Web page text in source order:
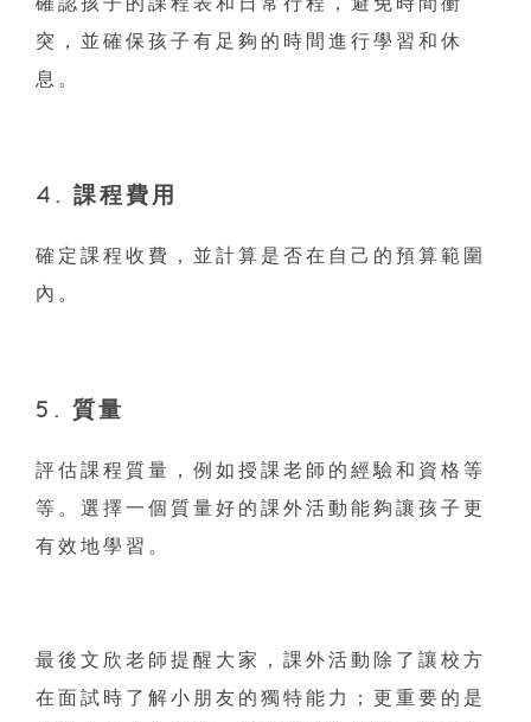
突，並確保孩子有足夠的時間進行學習和休
息。
4. 課程費用
確定課程收費，並計算是否在自己的預算範圍
內。
5. 質量
評估課程質量，例如授課老師的經驗和資格等
等。選擇一個質量好的課外活動能夠讓孩子更
有效地學習。
最後文欣老師提醒大家，課外活動除了讓校方
在面試時了解小朋友的獨特能力；更重要的是